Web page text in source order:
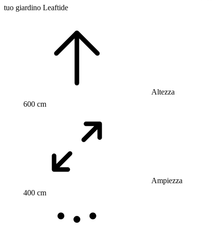
tuo giardino Leaftide
Altezza
600 cm
Ampiezza
400 cm